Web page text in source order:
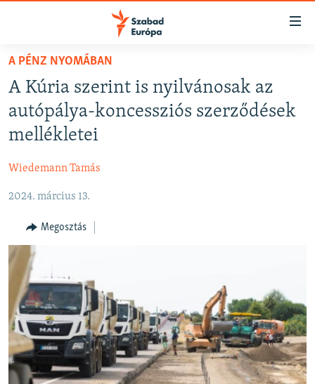
Akadálymentes
Ugrás
fő
oldalra
tartalomjegyzékre
AKTUÁLIS
PODCASTOK
ELEMZŐ
NER15
SZABADON
TÁRSADALOM
DEMOKRÁCIA
A PÉNZ NYOMÁBAN
EURÓPAI UNIÓ
VILÁG
KLÍMAVÁLTOZÁS
A PÉNZ NYOMÁBAN
A Kúria szerint is nyilvánosak az
autópálya-koncessziós szerződések
mellékletei
Wiedemann Tamás
2024. március 13.
Megosztás
FELIRATKOZÁS